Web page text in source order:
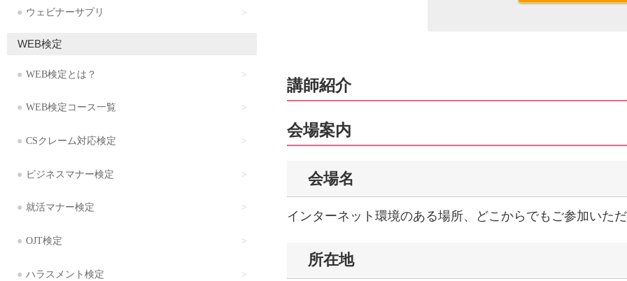
ウェビナーサプリ
WEB検定
WEB検定とは？
WEB検定コース一覧
CSクレーム対応検定
ビジネスマナー検定
就活マナー検定
OJT検定
ハラスメント検定
講師紹介
会場案内
会場名
インターネット環境のある場所、どこからでもご参加いた
所在地